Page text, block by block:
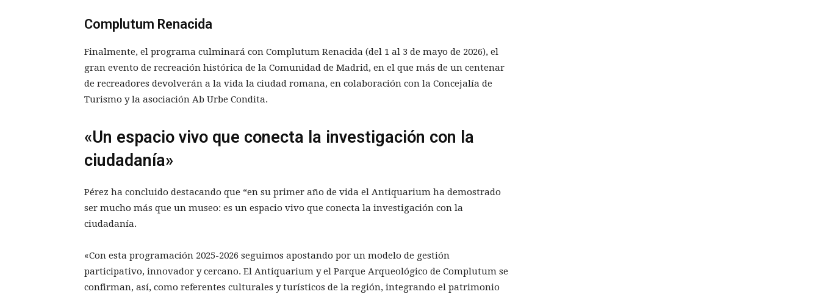
Complutum Renacida
Finalmente, el programa culminará con Complutum Renacida (del 1 al 3 de mayo de 2026), el
gran evento de recreación histórica de la Comunidad de Madrid, en el que más de un centenar
de recreadores devolverán a la vida la ciudad romana, en colaboración con la Concejalía de
Turismo y la asociación Ab Urbe Condita.
«Un espacio vivo que conecta la investigación con la
ciudadanía»
Pérez ha concluido destacando que “en su primer año de vida el Antiquarium ha demostrado
ser mucho más que un museo: es un espacio vivo que conecta la investigación con la
ciudadanía.
«Con esta programación 2025-2026 seguimos apostando por un modelo de gestión
participativo, innovador y cercano. El Antiquarium y el Parque Arqueológico de Complutum se
confirman, así, como referentes culturales y turísticos de la región, integrando el patrimonio